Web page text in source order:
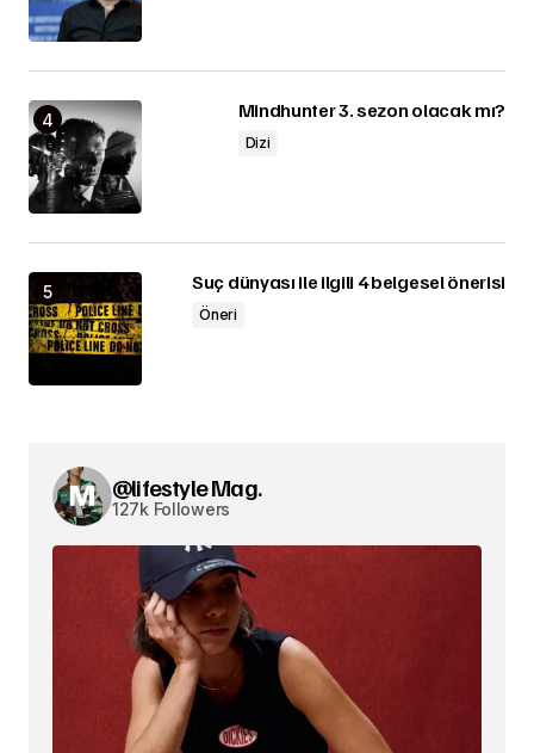
Mindhunter 3. sezon olacak mı?
Dizi
Suç dünyası ile ilgili 4 belgesel önerisi
Öneri
@lifestyle Mag.
127k Followers